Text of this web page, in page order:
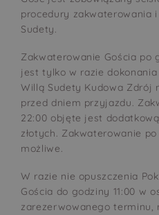
procedury zakwaterowania
Sudety.
Zakwaterowanie Gościa po
jest tylko w razie
Willą Sudety Kudowa Zdrój
przed dniem przyjazdu.
22:00 objęte jest
złotych. Zakwaterowanie
możliwe.
W razie nie opuszczenia
Gościa do godziny 11:00 w
zarezerwowanego terminu,